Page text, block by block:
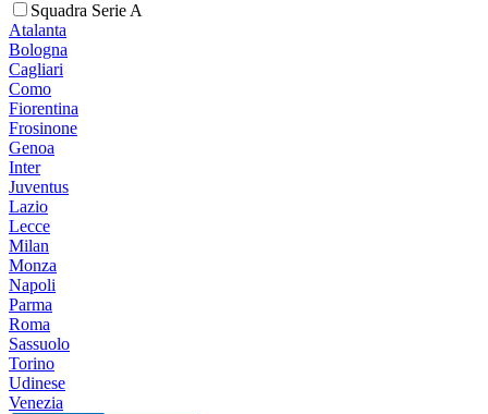
Squadra Serie A
Atalanta
Bologna
Cagliari
Como
Fiorentina
Frosinone
Genoa
Inter
Juventus
Lazio
Lecce
Milan
Monza
Napoli
Parma
Roma
Sassuolo
Torino
Udinese
Venezia